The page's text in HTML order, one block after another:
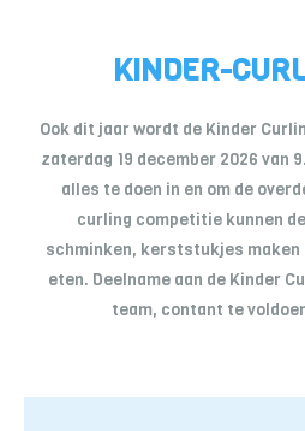
KINDER-
Ook dit jaar wordt de Kinder
zaterdag 19 december 2026 van
alles te doen in en om de
curling competitie kunnen
schminken, kerststukjes maken
eten. Deelname aan de Kinder
team, contant te